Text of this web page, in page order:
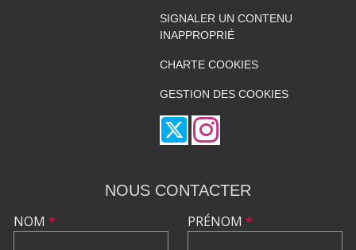
SIGNALER UN CONTENU
INAPPROPRIÉ
CHARTE COOKIES
GESTION DES COOKIES
NOUS CONTACTER
NOM * PRÉNOM *